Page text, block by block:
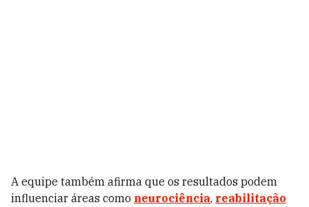
A equipe também afirma que os resultados podem
influenciar áreas como neurociência, reabilitação